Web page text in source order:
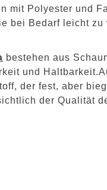
mit Polyester und
bei Bedarf leicht
bestehen aus
und
der fest, aber
der Qualität